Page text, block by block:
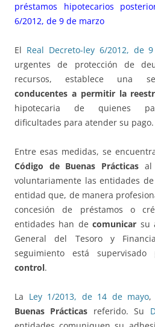
préstamos hipotecarios
6/2012, de 9 de marzo
El Real Decreto-ley 6/2012, de
urgentes de protección de
recursos, establece una
conducentes a permitir la
hipotecaria de quienes
dificultades para atender su pago.
Entre esas medidas, se
Código de Buenas Prácticas al
voluntariamente las entidades
entidad que, de manera
concesión de préstamos o
entidades han decomunicar su
General del Tesoro y
seguimiento está
control.
La Ley 1/2013, de 14 de mayo,
Buenas Prácticas referido. Su